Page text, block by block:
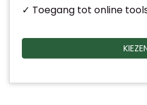
✓ Toegang tot online